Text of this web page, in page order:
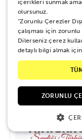
700 TL
içerikleri sunmak
olursunuz.
“Zorunlu Çerezler
çalışması için
Dilerseniz çerez
detaylı bilgi almak için
ZORUNLU